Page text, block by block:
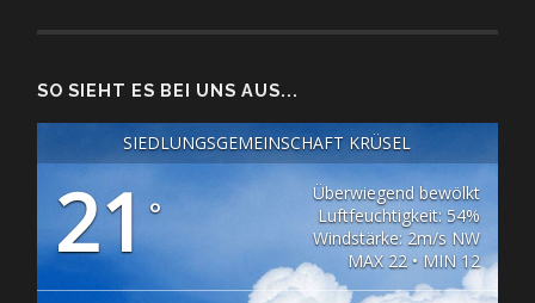
SO SIEHT ES BEI UNS AUS...
SIEDLUNGSGEMEINSCHAFT KRÜSEL
21°
Überwiegend bewölkt
Luftfeuchtigkeit: 54%
Windstärke: 2m/s NW
MAX 22 • MIN 12